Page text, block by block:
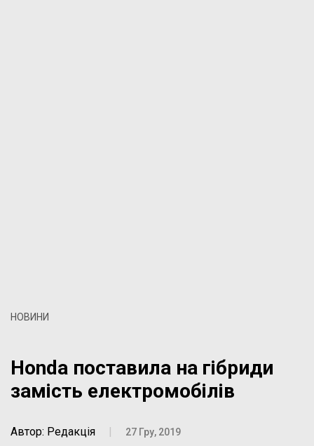
НОВИНИ
Honda поставила на гібриди
замість електромобілів
Автор: Редакція | 27 Гру, 2019